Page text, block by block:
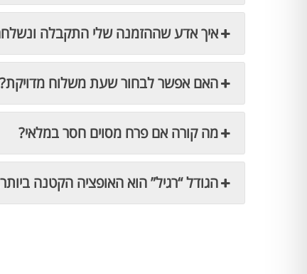
איך אדע שההזמנה שלי התקבלה
האם אפשר לבחור שעת משלוח מדויקת?
מה קורה אם פרח מסוים חסר במלאי?
הגודל “רגיל” הוא האופציה הקטנה